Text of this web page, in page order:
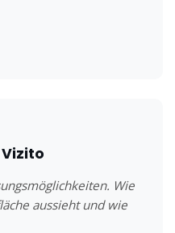
Wie
aussieht und wie